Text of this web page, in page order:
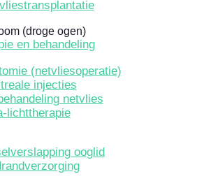
(droge ogen)
en behandeling
(netvliesoperatie)
injecties
netvlies
lichttherapie
ooglid